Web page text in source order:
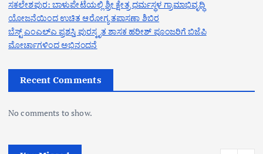
ಸಕಲೇಶಪುರ: ಬಾಳುಪೇಟೆಯಲ್ಲಿ ಶ್ರೀ ಕ್ಷೇತ್ರ ಧರ್ಮಸ್ಥಳ ಗ್ರಾಮಾಭಿವೃದ್ಧಿ
ಯೋಜನೆಯಿಂದ ಉಚಿತ ಆರೋಗ್ಯ ತಪಾಸಣಾ ಶಿಬಿರ
ಬೆಸ್ಟ್ ಎಂಎಲ್ಎ ಪ್ರಶಸ್ತಿ ಪುರಸ್ಕೃತ ಶಾಸಕ ಹರೀಶ್ ಪೂಂಜರಿಗೆ ಬಿಜೆಪಿ
ಮೋರ್ಚಾಗಳಿಂದ ಅಭಿನಂದನೆ
Recent Comments
No comments to show.